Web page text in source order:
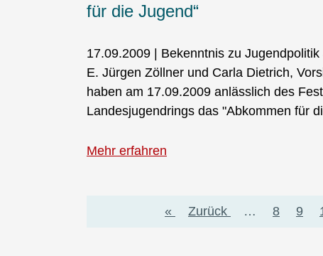
für die Jugend“
17.09.2009 | Bekenntnis zu
E. Jürgen Zöllner und Carla Dietrich,
haben am 17.09.2009 anlässlich des
Landesjugendrings das "Abkommen für
Mehr erfahren
Seitennummerierung
Erste
«
Vorherige
Zurück … Page
8 9